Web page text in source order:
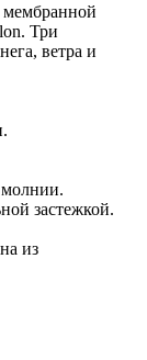
мембранной
Три
ветра и
застежкой.
из